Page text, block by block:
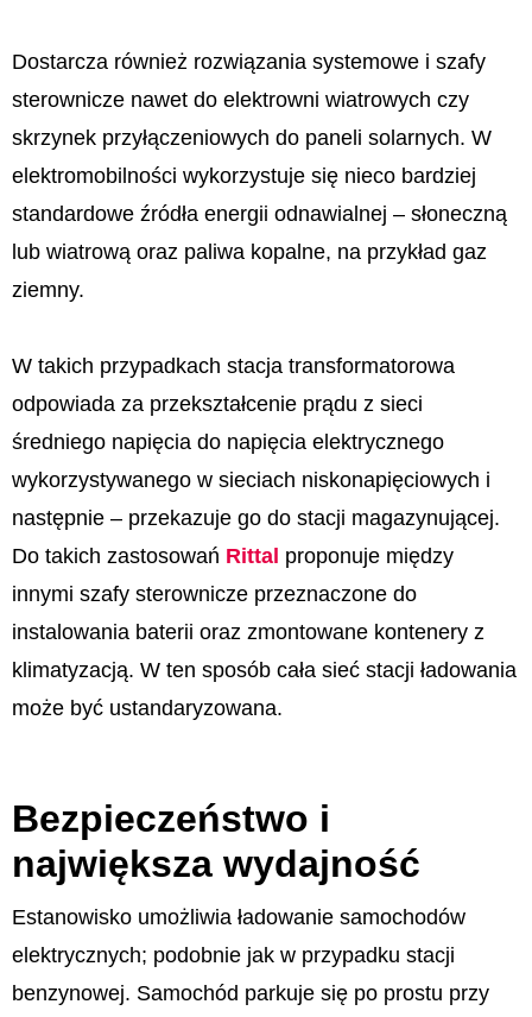
Dostarcza również rozwiązania systemowe i szafy
sterownicze nawet do elektrowni wiatrowych czy
skrzynek przyłączeniowych do paneli solarnych. W
elektromobilności wykorzystuje się nieco bardziej
standardowe źródła energii odnawialnej – słoneczną
lub wiatrową oraz paliwa kopalne, na przykład gaz
ziemny.
W takich przypadkach stacja transformatorowa
odpowiada za przekształcenie prądu z sieci
średniego napięcia do napięcia elektrycznego
wykorzystywanego w sieciach niskonapięciowych i
następnie – przekazuje go do stacji magazynującej.
Do takich zastosowań Rittal proponuje między
innymi szafy sterownicze przeznaczone do
instalowania baterii oraz zmontowane kontenery z
klimatyzacją. W ten sposób cała sieć stacji ładowania
może być ustandaryzowana.
Bezpieczeństwo i
największa wydajność
E­stanowisko umożliwia ładowanie samochodów
elektrycznych; podobnie jak w przypadku stacji
benzynowej. Samochód parkuje się po prostu przy